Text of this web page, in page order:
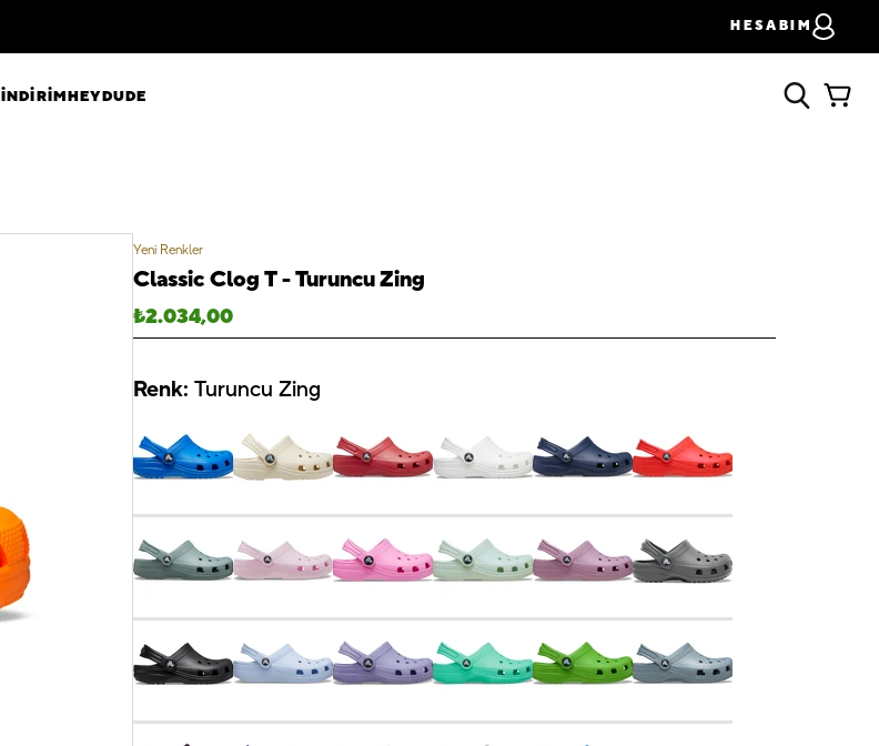
HESABIM
İNDİRİMHEYDUDE
Yeni Renkler
Classic Clog T - Turuncu Zing
₺2.034,00
Renk: Turuncu Zing